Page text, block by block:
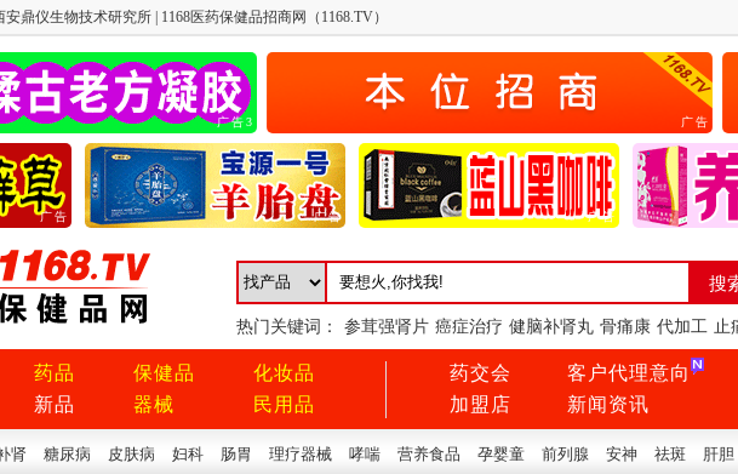
鼎仪生物技术研究所 | 1168医药保健品招商网（1168.TV）
广告3 广告
广告 广告 广告
热门关键词： 参茸强肾片 癌症治疗 健脑补肾丸 骨痛康 代加工 止
药品
新品
保健品
器械
化妆品
民用品
药交会
加盟店
客户代理意向
新闻资讯
肾 糖尿病 皮肤病 妇科 肠胃 理疗器械 哮喘 营养食品 孕婴童 前列腺 安神 祛斑 肝胆